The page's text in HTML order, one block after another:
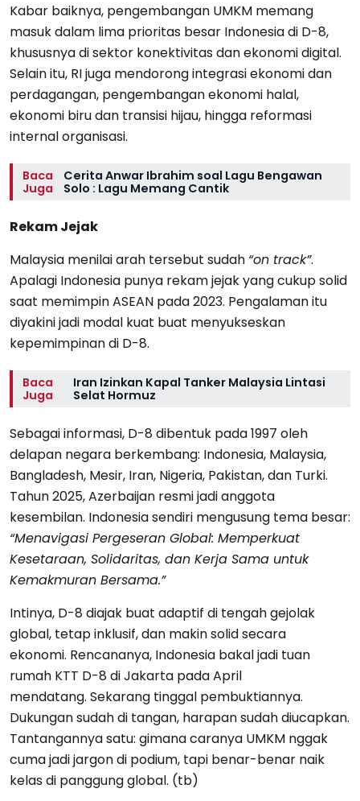
Kabar baiknya, pengembangan UMKM memang
masuk dalam lima prioritas besar Indonesia di D-8,
khususnya di sektor konektivitas dan ekonomi digital.
Selain itu, RI juga mendorong integrasi ekonomi dan
perdagangan, pengembangan ekonomi halal,
ekonomi biru dan transisi hijau, hingga reformasi
internal organisasi.
Baca
Juga
Cerita Anwar Ibrahim soal Lagu Bengawan
Solo : Lagu Memang Cantik
Rekam Jejak
Malaysia menilai arah tersebut sudah “on track”.
Apalagi Indonesia punya rekam jejak yang cukup solid
saat memimpin ASEAN pada 2023. Pengalaman itu
diyakini jadi modal kuat buat menyukseskan
kepemimpinan di D-8.
Baca
Juga
Iran Izinkan Kapal Tanker Malaysia Lintasi
Selat Hormuz
Sebagai informasi, D-8 dibentuk pada 1997 oleh
delapan negara berkembang: Indonesia, Malaysia,
Bangladesh, Mesir, Iran, Nigeria, Pakistan, dan Turki.
Tahun 2025, Azerbaijan resmi jadi anggota
kesembilan. Indonesia sendiri mengusung tema besar:
“Menavigasi Pergeseran Global: Memperkuat
Kesetaraan, Solidaritas, dan Kerja Sama untuk
Kemakmuran Bersama.”
Intinya, D-8 diajak buat adaptif di tengah gejolak
global, tetap inklusif, dan makin solid secara
ekonomi. Rencananya, Indonesia bakal jadi tuan
rumah KTT D-8 di Jakarta pada April
mendatang. Sekarang tinggal pembuktiannya.
Dukungan sudah di tangan, harapan sudah diucapkan.
Tantangannya satu: gimana caranya UMKM nggak
cuma jadi jargon di podium, tapi benar-benar naik
kelas di panggung global. (tb)